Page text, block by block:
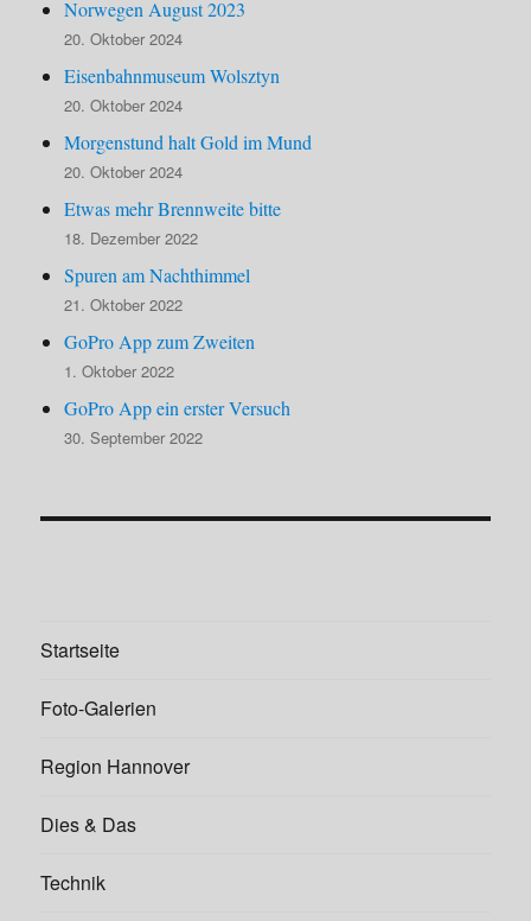
Norwegen August 2023
20. Oktober 2024
Eisenbahnmuseum Wolsztyn
20. Oktober 2024
Morgenstund halt Gold im Mund
20. Oktober 2024
Etwas mehr Brennweite bitte
18. Dezember 2022
Spuren am Nachthimmel
21. Oktober 2022
GoPro App zum Zweiten
1. Oktober 2022
GoPro App ein erster Versuch
30. September 2022
Startseite
Foto-Galerien
Region Hannover
Dies & Das
Technik